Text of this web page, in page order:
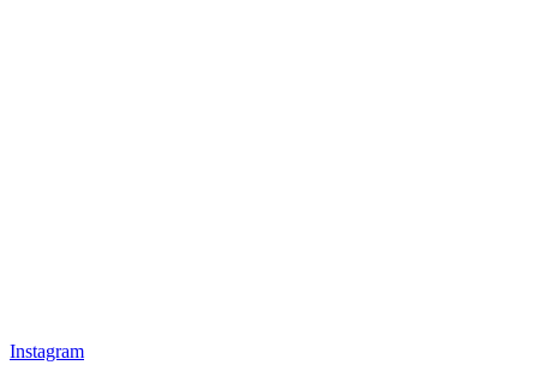
Instagram